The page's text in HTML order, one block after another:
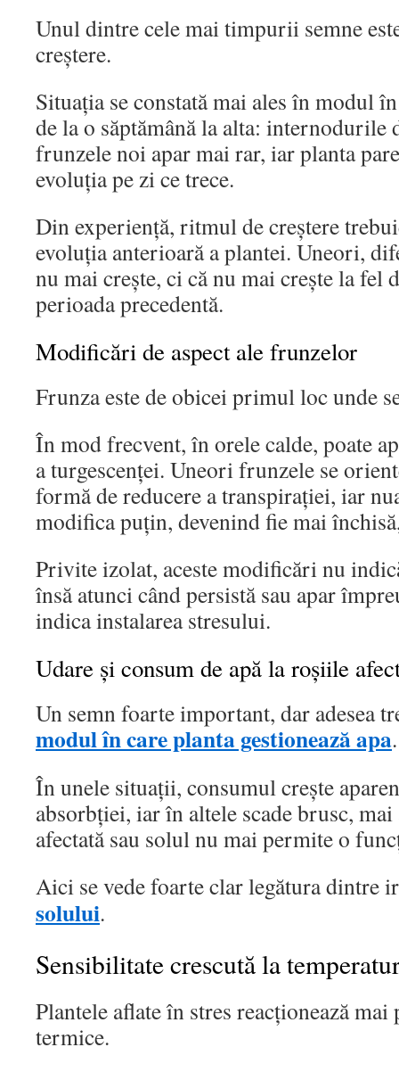
Unul dintre cele mai timpurii semne
creștere.
Situația se constată mai ales în modul
de la o săptămână la alta: internodurile
frunzele noi apar mai rar, iar planta
evoluția pe zi ce trece.
Din experiență, ritmul de creștere
evoluția anterioară a plantei. Uneori,
nu mai crește, ci că nu mai crește la fel
perioada precedentă.
Modificări de aspect ale frunzelor
Frunza este de obicei primul loc unde
În mod frecvent, în orele calde, poate
a turgescenței. Uneori frunzele se
formă de reducere a transpirației, iar
modifica puțin, devenind fie mai
Privite izolat, aceste modificări nu
însă atunci când persistă sau apar
indica instalarea stresului.
Udare și consum de apă la roșiile
Un semn foarte important, dar adesea
modul în care planta gestionează apa.
În unele situații, consumul crește
absorbției, iar în altele scade brusc, mai
afectată sau solul nu mai permite o
Aici se vede foarte clar legătura dintre
solului.
Sensibilitate crescută la
Plantele aflate în stres reacționează
termice.